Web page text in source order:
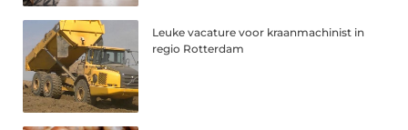
Leuke vacature voor kraanmachinist in
regio Rotterdam